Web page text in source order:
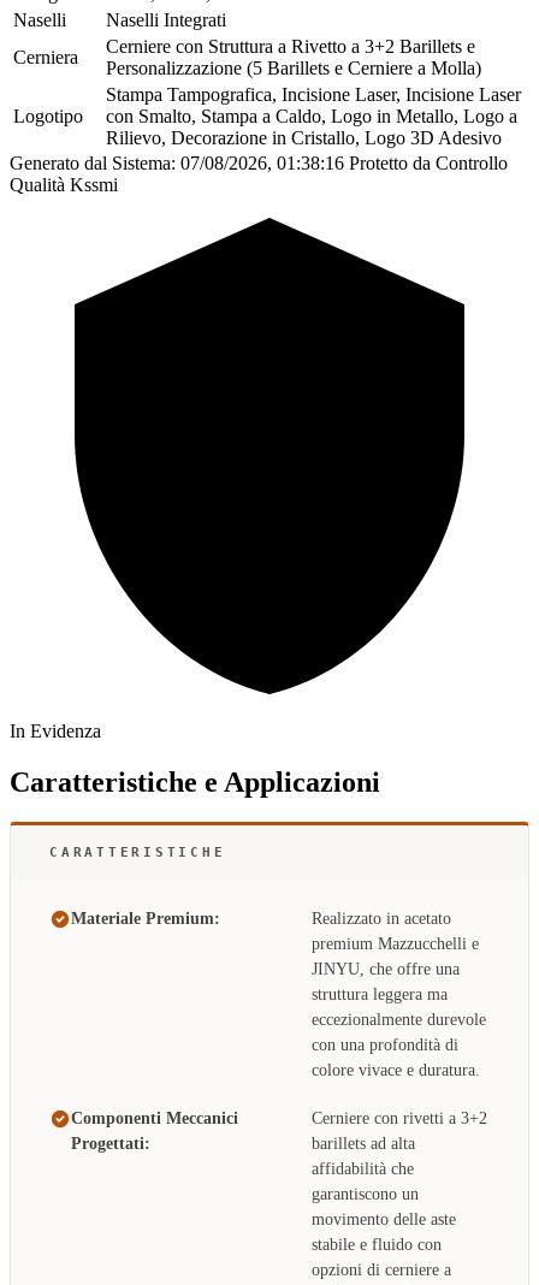
Naselli
Naselli Integrati
Cerniera
Cerniere con Struttura a Rivetto a 3+2 Barillets e
Personalizzazione (5 Barillets e Cerniere a Molla)
Logotipo
Stampa Tampografica, Incisione Laser, Incisione Laser
con Smalto, Stampa a Caldo, Logo in Metallo, Logo a
Rilievo, Decorazione in Cristallo, Logo 3D Adesivo
Generato dal Sistema: 07/08/2026, 01:38:16 Protetto da Controllo
Qualità Kssmi
In Evidenza
Caratteristiche e Applicazioni
CARATTERISTICHE
Materiale Premium:
Realizzato in acetato
premium Mazzucchelli e
JINYU, che offre una
struttura leggera ma
eccezionalmente durevole
con una profondità di
colore vivace e duratura.
Componenti Meccanici
Progettati:
Cerniere con rivetti a 3+2
barillets ad alta
affidabilità che
garantiscono un
movimento delle aste
stabile e fluido con
opzioni di cerniere a